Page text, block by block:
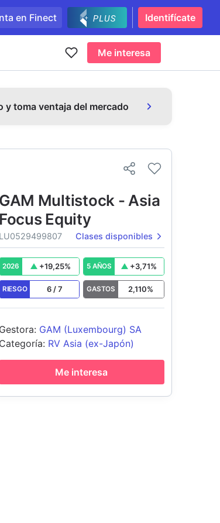
en Finect Identifícate
Me interesa
y toma ventaja del mercado
GAM Multistock - Asia
Focus Equity
LU0529499807 Clases disponibles
2026 +19,25% 5 AÑOS +3,71%
RIESGO 6/7 GASTOS 2,110%
Gestora: GAM (Luxembourg) SA
Categoría: RV Asia (ex-Japón)
Me interesa